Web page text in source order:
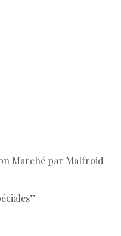
Marché par Malfroid